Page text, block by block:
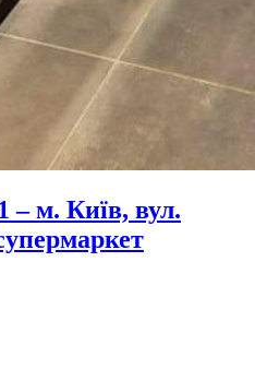
– м. Київ, вул.